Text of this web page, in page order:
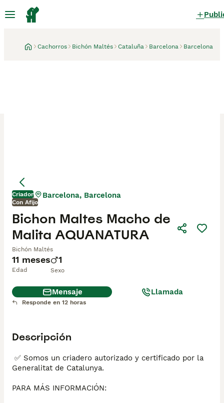
Cachorros Bichón Maltés Cataluña Barcelona Barcelona
Criador
Con Afijo
11 meses
Edad
1
Sexo
Bichon Maltes Macho de
Malita AQUANATURA
Bichón Maltés
1 día Barcelona, Barcelona
Mensaje Llamada
Responde en 12 horas
Descripción
✅ Somos un criadero autorizado y certificado por la
Generalitat de Catalunya.
PARA MÁS INFORMACIÓN: